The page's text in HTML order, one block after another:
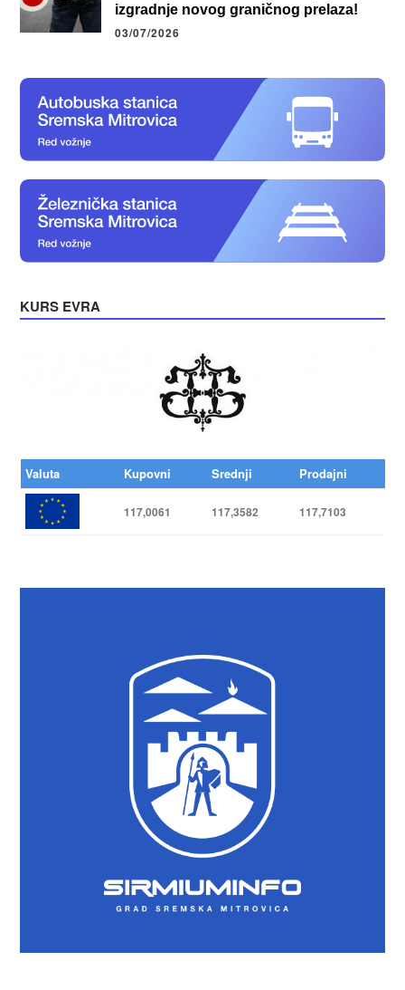
izgradnje novog graničnog prelaza!
03/07/2026
KURS EVRA
Valuta Kupovni Srednji Prodajni
117,0061 117,3582 117,7103